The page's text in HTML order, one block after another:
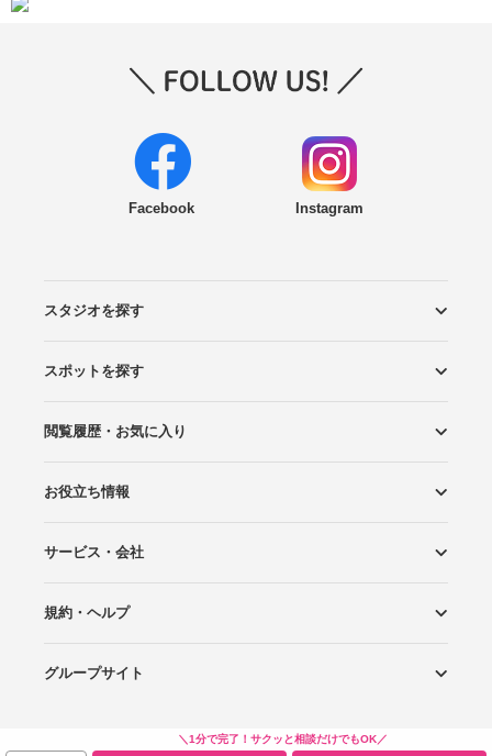
＼1分で完了！サクッと相談だけでもOK／
Facebook Instagram
スタジオを探す
エリアから探す
こだわりから探す
NEW PHOTO STYLE
プランから探す
フォトタイプ診断
フォトグラファーから探す
国内リゾートから探す
スポットを探す
ロケーションから探す
スタジオから探す
閲覧履歴・お気に入り
閲覧スタジオ
お気に入り
お役立ち情報
Wedding Photo マガジン
はじめてガイド
サービス・会社
Photoraitとは
スタジオの掲載について
お問い合わせ
運営会社
サイトマップ
規約・ヘルプ
プライバシーポリシー
利用規約
ヘルプ
グループサイト
Wedding Park 海外